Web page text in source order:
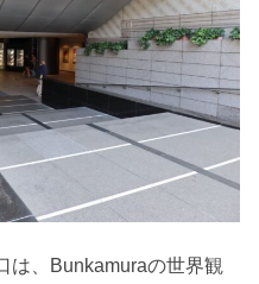
は、Bunkamuraの世界観